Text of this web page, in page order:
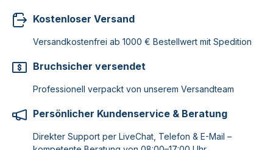
Kostenloser Versand
Versandkostenfrei ab 1000 € Bestellwert mit Spedition
Bruchsicher versendet
Professionell verpackt von unserem Versandteam
Persönlicher Kundenservice & Beratung
Direkter Support per LiveChat, Telefon & E-Mail –